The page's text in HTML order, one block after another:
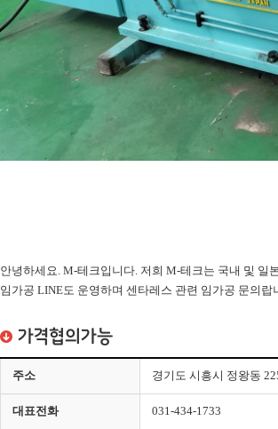
안녕하세요. M-테크입니다. 저희 M-테크는 국내 및 일
임가공 LINE도 운영하며 센타레스 관련 임가공 문의랍
가격협의가능
주소 경기도 시흥시 정왕동
대표전화 031-434-1733